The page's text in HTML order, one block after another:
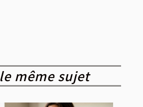
même sujet